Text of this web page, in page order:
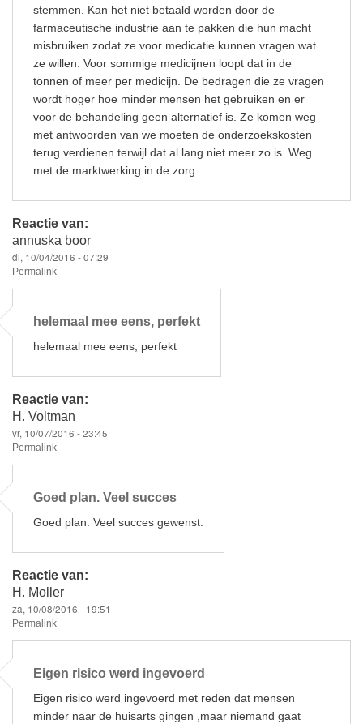
stemmen. Kan het niet betaald worden door de
farmaceutische industrie aan te pakken die hun macht
misbruiken zodat ze voor medicatie kunnen vragen wat
ze willen. Voor sommige medicijnen loopt dat in de
tonnen of meer per medicijn. De bedragen die ze vragen
wordt hoger hoe minder mensen het gebruiken en er
voor de behandeling geen alternatief is. Ze komen weg
met antwoorden van we moeten de onderzoekskosten
terug verdienen terwijl dat al lang niet meer zo is. Weg
met de marktwerking in de zorg.
Reactie van:
annuska boor
di, 10/04/2016 - 07:29
Permalink
helemaal mee eens, perfekt
helemaal mee eens, perfekt
Reactie van:
H. Voltman
vr, 10/07/2016 - 23:45
Permalink
Goed plan. Veel succes
Goed plan. Veel succes gewenst.
Reactie van:
H. Moller
za, 10/08/2016 - 19:51
Permalink
Eigen risico werd ingevoerd
Eigen risico werd ingevoerd met reden dat mensen
minder naar de huisarts gingen ,maar niemand gaat